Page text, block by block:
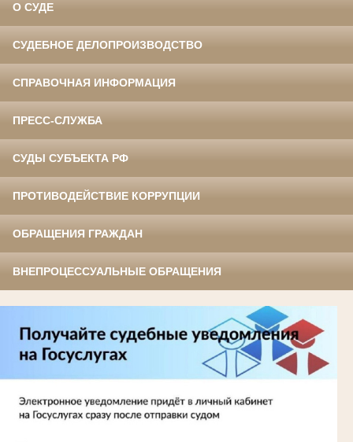
О СУДЕ
СУДЕБНОЕ ДЕЛОПРОИЗВОДСТВО
СПРАВОЧНАЯ ИНФОРМАЦИЯ
ПРЕСС-СЛУЖБА
СУДЫ СУБЪЕКТА РФ
ПРОТИВОДЕЙСТВИЕ КОРРУПЦИИ
ОБРАЩЕНИЯ ГРАЖДАН
ВНЕПРОЦЕССУАЛЬНЫЕ ОБРАЩЕНИЯ